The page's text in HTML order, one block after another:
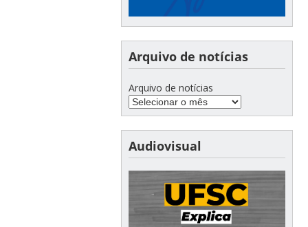
Arquivo de notícias
Arquivo de notícias
Audiovisual